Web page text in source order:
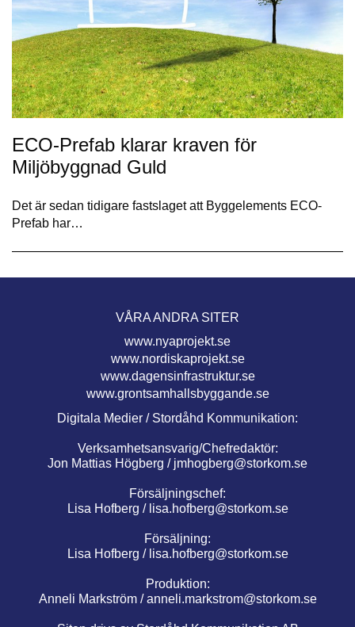
ECO-Prefab klarar kraven för
Miljöbyggnad Guld
Det är sedan tidigare fastslaget att Byggelements ECO-
Prefab har…
VÅRA ANDRA SITER
www.nyaprojekt.se
www.nordiskaprojekt.se
www.dagensinfrastruktur.se
www.grontsamhallsbyggande.se
Digitala Medier / Stordåhd Kommunikation:
Verksamhetsansvarig/Chefredaktör:
Jon Mattias Högberg / jmhogberg@storkom.se
Försäljningschef:
Lisa Hofberg / lisa.hofberg@storkom.se
Försäljning:
Lisa Hofberg / lisa.hofberg@storkom.se
Produktion:
Anneli Markström /anneli.markstrom@storkom.se